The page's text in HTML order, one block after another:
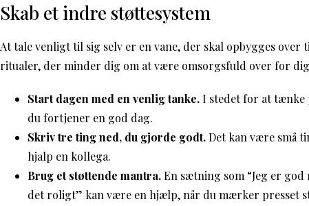
Skab et indre støttesystem
At tale venligt til sig selv er en vane, der skal opbygges over
ritualer, der minder dig om at være omsorgsfuld over for
Start dagen med en venlig tanke.I stedet for at tænke
du fortjener en god dag.
Skriv tre ting ned, du gjorde godt.Det kan være små
hjalp en kollega.
Brug et støttende mantra.En sætning som “Jeg er god
det roligt” kan være en hjælp, når du mærker presset